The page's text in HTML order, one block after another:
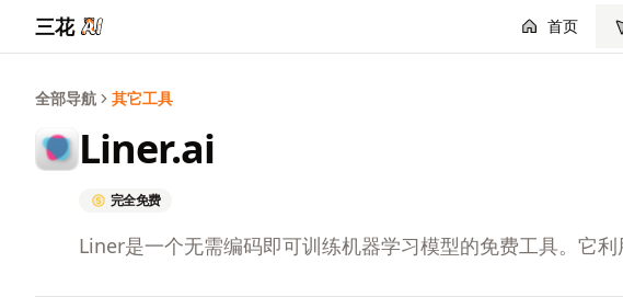
三花 首页
全部导航 其它工具
Liner.ai
完全免费
Liner是一个无需编码即可训练机器学习模型的免费工具。它